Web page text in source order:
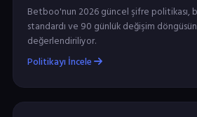
Betboo'nun 2026 güncel şifre politikası,
standardı ve 90 günlük değişim
değerlendiriliyor.
Politikayı İncele